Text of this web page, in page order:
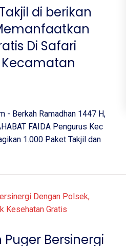
di berikan
Di Safari
Kecamatan
- Berkah Ramadhan 1447 H,
FAIDA Pengurus Kec
1.000 Paket Takjil dan
Puger Bersinergi